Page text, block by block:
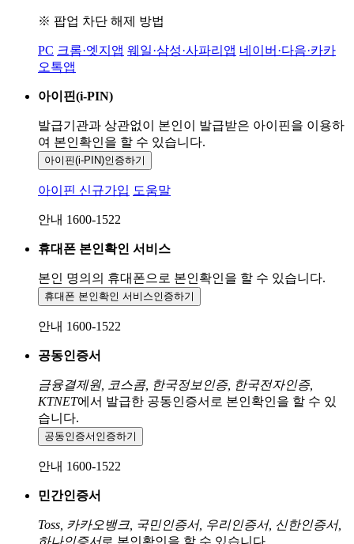
※ 팝업 차단 해제 방법
PC 크롬·엣지앱 웨일·삼성·사파리앱 네이버·다음·카카
오톡앱
아이핀(i-PIN)
발급기관과 상관없이 본인이 발급받은 아이핀을 이용하
여 본인확인을 할 수 있습니다.
아이핀(i-PIN)인증하기
아이핀 신규가입 도움말
안내 1600-1522
휴대폰 본인확인 서비스
본인 명의의 휴대폰으로 본인확인을 할 수 있습니다.
휴대폰 본인확인 서비스인증하기
안내 1600-1522
공동인증서
금융결제원, 코스콤, 한국정보인증, 한국전자인증,
KTNET에서 발급한 공동인증서로 본인확인을 할 수 있
습니다.
공동인증서 인증하기
안내 1600-1522
민간인증서
Toss, 카카오뱅크, 국민인증서, 우리인증서, 신한인증서,